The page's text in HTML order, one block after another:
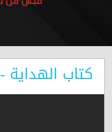
كتاب الهداية - 30